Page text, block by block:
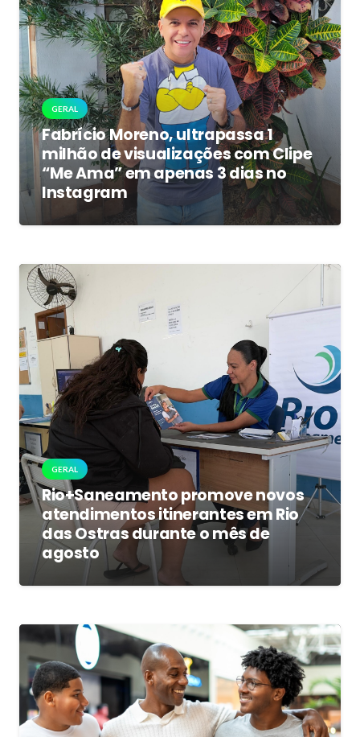
GERAL
Fabrício Moreno, ultrapassa 1
milhão de visualizações com Clipe
“Me Ama” em apenas 3 dias no
Instagram
GERAL
Rio+Saneamento promove novos
atendimentos itinerantes em Rio
das Ostras durante o mês de
agosto